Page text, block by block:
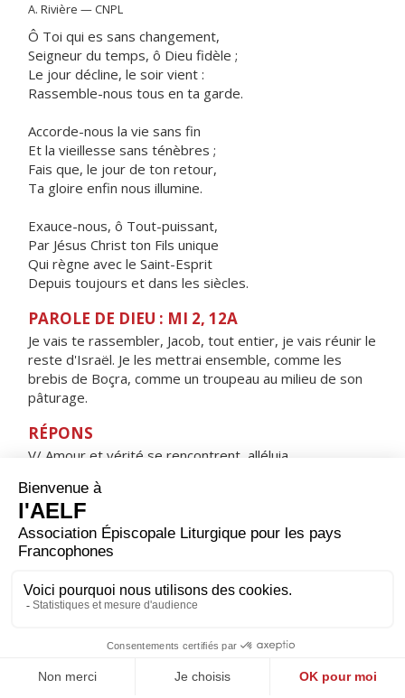
A. Rivière — CNPL
Ô Toi qui es sans changement,
Seigneur du temps, ô Dieu fidèle ;
Le jour décline, le soir vient :
Rassemble-nous tous en ta garde.
Accorde-nous la vie sans fin
Et la vieillesse sans ténèbres ;
Fais que, le jour de ton retour,
Ta gloire enfin nous illumine.
Exauce-nous, ô Tout-puissant,
Par Jésus Christ ton Fils unique
Qui règne avec le Saint-Esprit
Depuis toujours et dans les siècles.
PAROLE DE DIEU : MI 2, 12A
Je vais te rassembler, Jacob, tout entier, je vais réunir le
reste d'Israël. Je les mettrai ensemble, comme les
brebis de Boçra, comme un troupeau au milieu de son
pâturage.
RÉPONS
V/ Amour et vérité se rencontrent, alléluia,
ORAISON
Dieu tout-puissant, la rédemption de ton peuple a
merveilleusement commencé avec la naissance de ton
se laissent conduire par lui et obtiennent la gloire que tu
leur promets.